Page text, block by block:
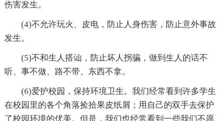
伤害发生。
(4)不允许玩火、皮电，防止人身伤害，防止意外事故
发生。
(5)不和生人搭讪，防止坏人拐骗，做到生人的话不
听、事不做、路不带、东西不拿。
(6)爱护校园，保持环境卫生。我们经常看到许多学生
在校园里的各个角落捡拾果皮纸屑；用自己的双手去保护
了校园环境的优美。但是，我们也经常看到一些我们不愿